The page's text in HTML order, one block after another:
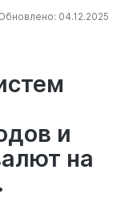
04.12.2025
и
на